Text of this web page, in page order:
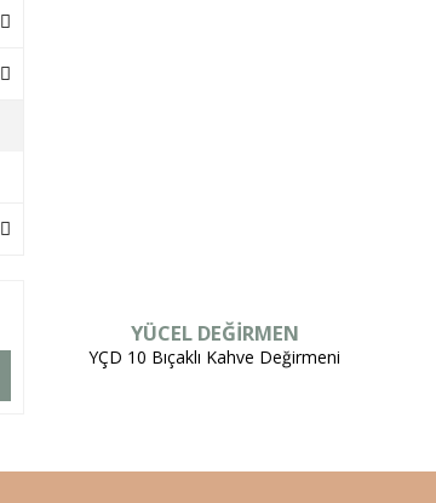
YÜCEL DEĞİRMEN
YÇD 10 Bıçaklı Kahve Değirmeni